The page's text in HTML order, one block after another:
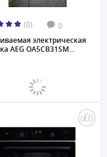
(0) 0
электрическая
AEG OA5CB31SM...